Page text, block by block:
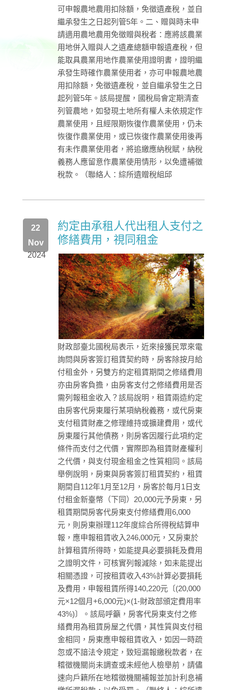
可申報農地農用扣除額，免徵遺產稅，並自
繼承發生之日起列管5年。二、贈與時未申
請適用農地農用免徵贈與稅者：應將該農業
用地併入贈與人之遺產總額申報遺產稅，但
能取具農業用地作農業使用證明書，證明繼
承發生時確作農業使用者，亦可申報農地農
用扣除額，免徵遺產稅，並自繼承發生之日
起列管5年。該局提醒，國稅局會定期清查
列管農地，如發現土地所有權人未依規定作
農業使用，且經限期恢復作農業使用，仍未
恢復作農業使用，或已恢復作農業使用後再
有未作農業使用者，將追繳應納稅賦，納稅
義務人應留意作農業使用情形，以免遭補徵
稅款。（聯絡人：綜所遺贈稅組邱
2024
22
Nov
約定由承租人代出租人支付之
修繕費用，視同租金
財政部臺北國稅局表示，近來接獲民眾來電
詢問與房客簽訂租賃契約時，房客除按月給
付租金外，另雙方約定租賃期間之修繕費用
亦由房客負擔，由房客支付之修繕費用是否
需列報租金收入？該局說明，租賃兩造約定
由房客代房東履行某項納稅義務，或代房東
支付租賃財產之修理維持或擴建費用，或代
房東履行其他債務，則房客因履行此項約定
條件而支付之代價，實際即為租賃財產權利
之代價，與支付現金租金之性質相同。該局
舉例說明，房東與房客簽訂租賃契約，租賃
期間自112年1月至12月，房客於每月1日支
付租金新臺幣（下同）20,000元予房東，另
租賃期間房客代房東支付修繕費用6,000
元，則房東辦理112年度綜合所得稅結算申
報，應申報租賃收入246,000元，又房東於
計算租賃所得時，如能提具必要損耗及費用
之證明文件，可核實列報減除，如未能提出
相關憑證，可按租賃收入43%計算必要損耗
及費用，申報租賃所得140,220元〔(20,000
元×12個月+6,000元)×(1-財政部頒定費用率
43%)〕。該局呼籲，房客代房東支付之修
繕費用為租賃房屋之代價，其性質與支付租
金相同，房東應申報租賃收入，如因一時疏
忽或不諳法令規定，致短漏報繳稅款者，在
稽徵機關尚未調查或未經他人檢舉前，請儘
速向戶籍所在地稽徵機關補報並加計利息補